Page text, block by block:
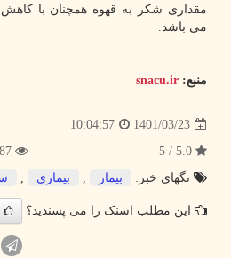
مقداری شکر به قهوه همچنان با
می باشد.
منبع: snacu.ir
1401/03/23
10:04:57
تگهای خبر:
بیمار , بیماری ,
این مطلب اسنک را می پسندید؟